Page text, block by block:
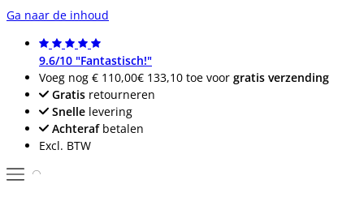
Ga naar de inhoud
9.6/10 "Fantastisch!"
Voeg nog € 110,00€ 133,10 toe voor gratis verzending
Gratis retourneren
Snelle levering
Achterafbetalen
Excl. BTW